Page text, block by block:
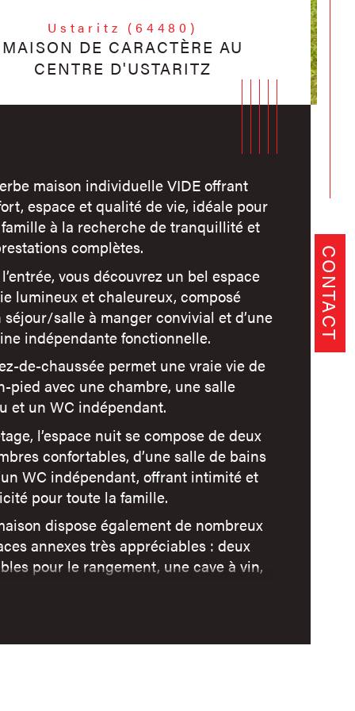
CONTACT
Ustaritz (64480)
MAISON DE CARACTÈRE AU
CENTRE D'USTARITZ
Valeurs
de pièces
de niveaux
maison individuelle VIDE offrant
espace et qualité de vie, idéale pour
à la recherche de tranquillité et
complètes.
vous découvrez un bel espace
lumineux et chaleureux, composé
séjour/salle à manger convivial et d’une
indépendante fonctionnelle.
de-chaussée permet une vraie vie de
pied avec une chambre, une salle
et un WC indépendant.
l’espace nuit se compose de deux
confortables, d’une salle de bains
WC indépendant, offrant intimité et
pour toute la famille.
dispose également de nombreux
annexes très appréciables : deux
pour le rangement, une cave à vin,